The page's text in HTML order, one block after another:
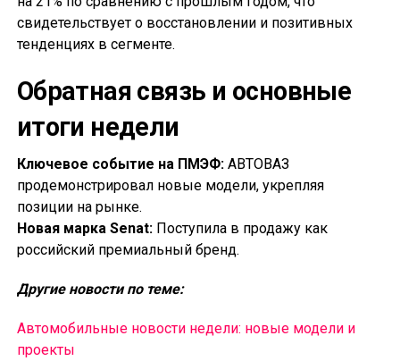
свидетельствует о восстановлении и позитивных
тенденциях в сегменте.
Обратная связь и основные
итоги недели
Ключевое событие на ПМЭФ:АВТОВАЗ
продемонстрировал новые модели, укрепляя
позиции на рынке.
Новая марка Senat:Поступила в продажу как
российский премиальный бренд.
Другие новости по теме:
Автомобильные новости недели: новые модели и
проекты